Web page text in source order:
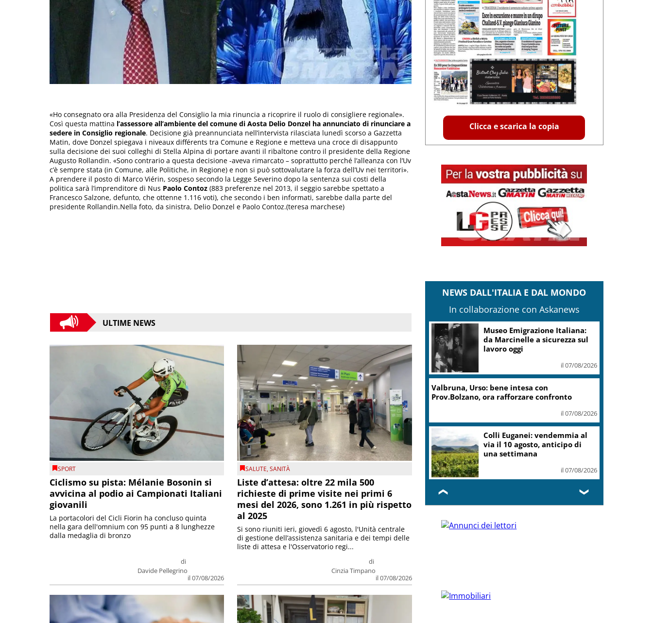
«Ho consegnato ora alla Presidenza del Consiglio la mia rinuncia a ricoprire il ruolo di consigliere regionale».
Così questa mattina l’assessore all’ambiente del comune di Aosta Delio Donzel ha annunciato di rinunciare a
sedere in Consiglio regionale. Decisione già preannunciata nell’intervista rilasciata lunedì scorso a Gazzetta
Matin, dove Donzel spiegava i niveaux différents tra Comune e Regione e metteva una croce di disappunto
sulla decisione dei suoi colleghi di Stella Alpina di portare avanti il ribaltone contro il presidente della Regione
Augusto Rollandin. «Sono contrario a questa decisione -aveva rimarcato – soprattutto perché l’alleanza con l’Uv
c’è sempre stata (in Comune, alle Politiche, in Regione) e non si può sottovalutare la forza dell’Uv nei territori».
A prendere il posto di Marco Viérin, sospeso secondo la Legge Severino dopo la sentenza sui costi della
politica sarà l’imprenditore di Nus Paolo Contoz (883 preferenze nel 2013, il seggio sarebbe spettato a
Francesco Salzone, defunto, che ottenne 1.116 voti), che secondo i ben informati, sarebbe dalla parte del
presidente Rollandin.Nella foto, da sinistra, Delio Donzel e Paolo Contoz.(teresa marchese)
ULTIME NEWS
SPORT
Ciclismo su pista: Mélanie Bosonin si
avvicina al podio ai Campionati Italiani
giovanili
di
Davide Pellegrino
il 07/08/2026
La portacolori del Cicli Fiorin ha concluso quinta
nella gara dell'omnium con 95 punti a 8 lunghezze
dalla medaglia di bronzo
SALUTE,SANITÀ
Liste d’attesa: oltre 22 mila 500
richieste di prime visite nei primi 6
mesi del 2026, sono 1.261 in più rispetto
al 2025
di
Cinzia Timpano
il 07/08/2026
Si sono riuniti ieri, giovedì 6 agosto, l'Unità centrale
di gestione dell’assistenza sanitaria e dei tempi delle
liste di attesa e l'Osservatorio regi...
Clicca e scarica la copia
NEWS DALL'ITALIA E DAL MONDO
In collaborazione con Askanews
Museo Emigrazione Italiana:
da Marcinelle a sicurezza sul
lavoro oggi
il 07/08/2026
Valbruna, Urso: bene intesa con
Prov.Bolzano, ora rafforzare confronto
il 07/08/2026
Colli Euganei: vendemmia al
via il 10 agosto, anticipo di
una settimana
il 07/08/2026
❮ ❯